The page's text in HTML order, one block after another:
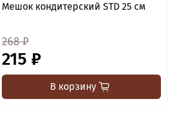
Мешок кондитерский STD 25 см
268 ₽
215 ₽
В корзину